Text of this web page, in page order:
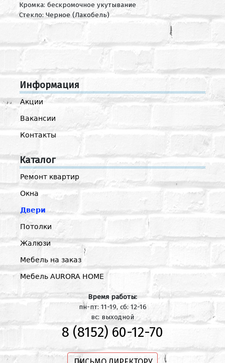
Кромка: бескромочное укутывание
Стекло: Черное (Лакобель)
Информация
Акции
Вакансии
Контакты
Каталог
Ремонт квартир
Окна
Двери
Потолки
Жалюзи
Мебель на заказ
Мебель AURORA HOME
Время работы:
пн-пт: 11-19, сб: 12-16
вс: выходной
8 (8152) 60-12-70